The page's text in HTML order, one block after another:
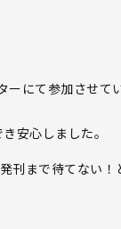
にて参加させて
安心しました。
刊まで待てない！